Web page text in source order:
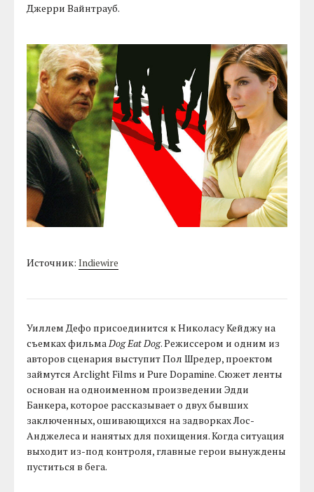
Джерри Вайнтрауб.
Источник:Indiewire
Уиллем Дефо присоединится к Николасу Кейджу на
съемках фильма Dog Eat Dog. Режиссером и одним из
авторов сценария выступит Пол Шредер, проектом
займутся Arclight Films и Pure Dopamine. Сюжет ленты
основан на одноименном произведении Эдди
Банкера, которое рассказывает о двух бывших
заключенных, ошивающихся на задворках Лос-
Анджелеса и нанятых для похищения. Когда ситуация
выходит из-под контроля, главные герои вынуждены
пуститься в бега.